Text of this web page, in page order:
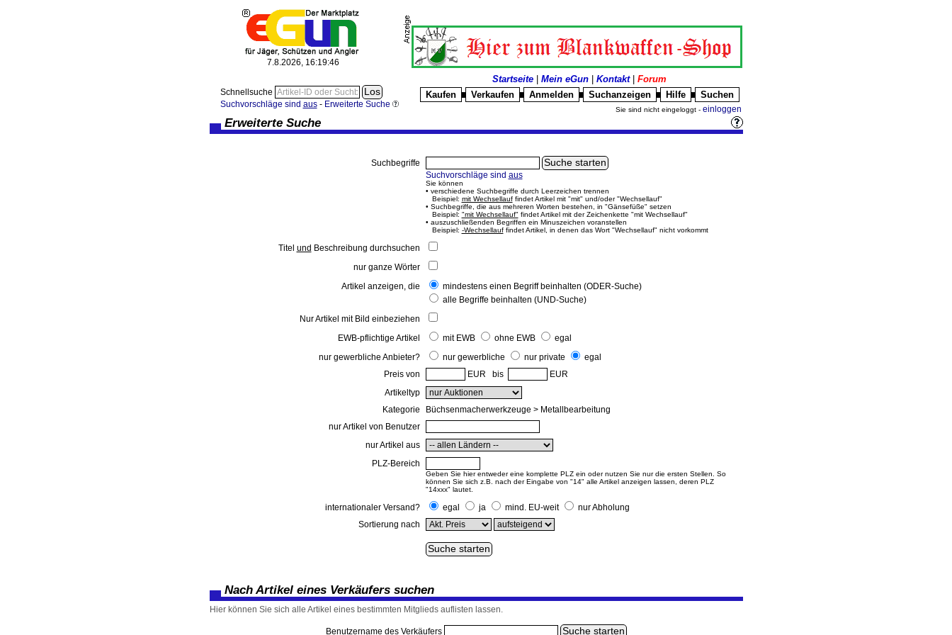
7.8.2026, 16:19:46
Schnellsuche
Suchvorschläge sind aus- Erweiterte Suche
Startseite Mein eGun Kontakt| Forum
Kaufen
Verkaufen Anmelden Suchanzeigen Hilfe Suchen
Sie sind nicht eingeloggt - einloggen
Erweiterte Suche
Suchbegriffe
Suchvorschläge sind aus
Sie können
• verschiedene Suchbegriffe durch Leerzeichen trennen
Beispiel: mit Wechsellauffindet Artikel mit "mit" und/oder "Wechsellauf"
• Suchbegriffe, die aus mehreren Worten bestehen, in "Gänsefüße" setzen
Beispiel: "mit Wechsellauf"findet Artikel mit der Zeichenkette "mit Wechsellauf"
• auszuschließenden Begriffen ein Minuszeichen voranstellen
Beispiel: -Wechsellauffindet Artikel, in denen das Wort "Wechsellauf" nicht vorkommt
Titel und Beschreibung durchsuchen
nur ganze Wörter
Artikel anzeigen, die
mindestens einen Begriff beinhalten (ODER-Suche)
alle Begriffe beinhalten (UND-Suche)
Nur Artikel mit Bild einbeziehen
EWB-pflichtige Artikel
mit EWB ohne EWB
egal
nur gewerbliche Anbieter?
nur gewerbliche nur private
egal
Preis von
EUR bis
EUR
Artikeltyp
Kategorie
Büchsenmacherwerkzeuge > Metallbearbeitung
nur Artikel von Benutzer
nur Artikel aus
PLZ-Bereich
Geben Sie hier entweder eine komplette PLZ ein oder nutzen Sie nur die ersten Stellen. So
können Sie sich z.B. nach der Eingabe von "14" alle Artikel anzeigen lassen, deren PLZ
"14xxx" lautet.
internationaler Versand? egal ja mind. EU-weit
nur Abholung
Sortierung nach
Nach Artikel eines Verkäufers suchen
Hier können Sie sich alle Artikel eines bestimmten Mitglieds auflisten lassen.
Benutzername des Verkäufers